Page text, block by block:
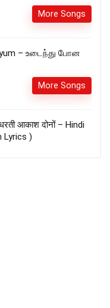
More Songs
– உடைந்து போன
More Songs
आकाश दोनों – Hindi
Lyrics )